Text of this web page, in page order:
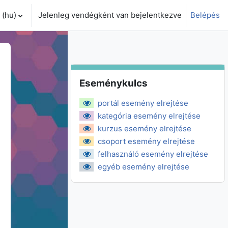
adatok váltása
‎(hu)‎ Jelenleg vendégként van bejelentkezve Belépés
Eseménykulcs kihagyása
Eseménykulcs
portál esemény elrejtése
kategória esemény elrejtése
kurzus esemény elrejtése
csoport esemény elrejtése
felhasználó esemény elrejtése
egyéb esemény elrejtése
március, 2., vasárnap